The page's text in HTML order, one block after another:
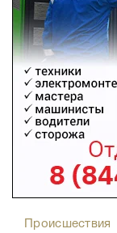
Происшествия